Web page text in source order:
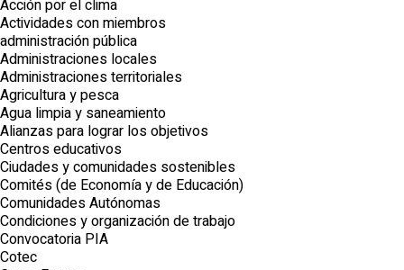
Acción por el clima
Actividades con miembros
administración pública
Administraciones locales
Administraciones territoriales
Agricultura y pesca
Agua limpia y saneamiento
Alianzas para lograr los objetivos
Centros educativos
Ciudades y comunidades sostenibles
Comités (de Economía y de Educación)
Comunidades Autónomas
Condiciones y organización de trabajo
Convocatoria PIA
Cotec